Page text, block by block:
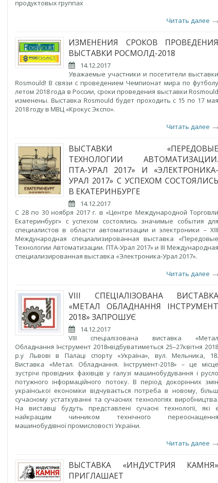
продуктовых группах
Читать далее
ИЗМЕНЕНИЯ СРОКОВ ПРОВЕДЕНИЯ
ВЫСТАВКИ РОСМОЛД-2018
14.12.2017
Уважаемые участники и посетители выставки
Rosmould! В связи с проведением Чемпионат мира по футболу
летом 2018 года в России, сроки проведения выставки Rosmould
изменены. Выставка Rosmould будет проходить с 15 по 17 мая
2018 году в МВЦ «Крокус Экспо».
Читать далее
ВЫСТАВКИ «ПЕРЕДОВЫЕ
ТЕХНОЛОГИИ АВТОМАТИЗАЦИИ.
ПТА-УРАЛ 2017» И «ЭЛЕКТРОНИКА-
УРАЛ 2017» С УСПЕХОМ СОСТОЯЛИСЬ
В ЕКАТЕРИНБУРГЕ
14.12.2017
С 28 по 30 ноября 2017 г. в «Центре Международной Торговли
Екатеринбург» с успехом состоялись значимые события для
специалистов в области автоматизации и электроники – XIII
Международная специализированная выставка «Передовые
Технологии Автоматизации. ПТА-Урал 2017» и III Международная
специализированная выставка «Электроника-Урал 2017».
Читать далее
VIII СПЕЦІАЛІЗОВАНА ВИСТАВКА
«МЕТАЛ ОБЛАДНАННЯ ІНСТРУМЕНТ
2018» ЗАПРОШУЄ
14.12.2017
VIII спеціалізована виставка «Метал
Обладнання Інструмент 2018»відбуватиметься 25–27квітня 2018
р.у Львові в Палаці спорту «Україна», вул. Мельника, 18.
Виставка «Метал. Обладнання. Інструмент-2018» – це місце
зустрічі провідних фахівців у галузі машинобудування і русло
потужного інформаційного потоку. В період докорінних змін
української економіки відчувається потреба в новому, більш
сучасному устаткуванні та сучасних технологіях виробництва.
На виставці будуть представлені сучасні технології, які є
найкращим чинником технічного переоснащення
машинобудівної промисловості України.
Читать далее
ВЫСТАВКА «ИНДУСТРИЯ КАМНЯ»
ПРИГЛАШАЕТ